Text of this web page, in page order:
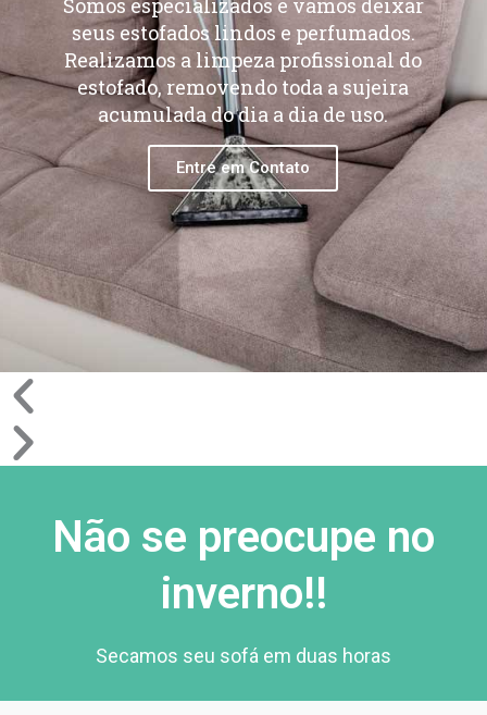
seus estofados lindos e perfumados.
Realizamos a limpeza profissional do
estofado, removendo toda a sujeira
acumulada do dia a dia de uso.
Entre em Contato
Não se preocupe no
inverno!!
Secamos seu sofá em duas horas